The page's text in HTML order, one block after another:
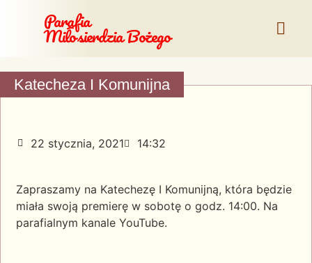
Parafia
Miłosierdzia Bożego
Katecheza I Komunijna
22 stycznia, 2021 14:32
Zapraszamy na Katechezę I Komunijną, która będzie
miała swoją premierę w sobotę o godz. 14:00. Na
parafialnym kanale YouTube.